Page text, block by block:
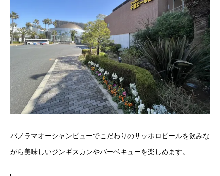
パノラマオーシャンビューでこだわりのサッポロビールを飲みな
がら美味しいジンギスカンやバーベキューを楽しめます。